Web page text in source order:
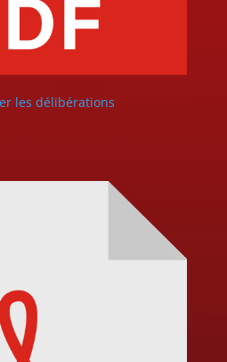
les délibérations